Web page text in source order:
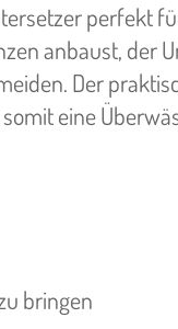
perfekt
anbaust, der
Der
eine
bringen